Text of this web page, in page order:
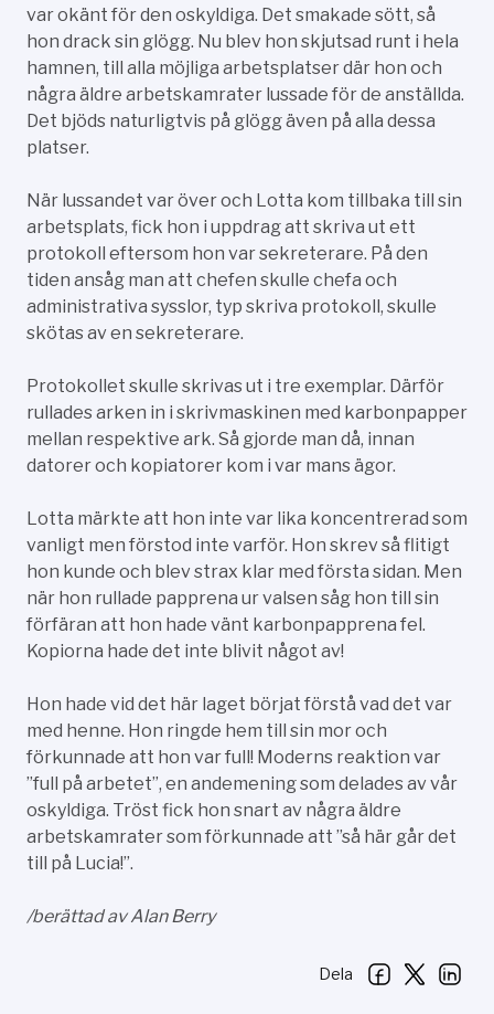
var okänt för den oskyldiga. Det smakade sött, så
hon drack sin glögg. Nu blev hon skjutsad runt i hela
hamnen, till alla möjliga arbetsplatser där hon och
några äldre arbetskamrater lussade för de anställda.
Det bjöds naturligtvis på glögg även på alla dessa
platser.
När lussandet var över och Lotta kom tillbaka till sin
arbetsplats, fick hon i uppdrag att skriva ut ett
protokoll eftersom hon var sekreterare. På den
tiden ansåg man att chefen skulle chefa och
administrativa sysslor, typ skriva protokoll, skulle
skötas av en sekreterare.
Protokollet skulle skrivas ut i tre exemplar. Därför
rullades arken in i skrivmaskinen med karbonpapper
mellan respektive ark. Så gjorde man då, innan
datorer och kopiatorer kom i var mans ägor.
Lotta märkte att hon inte var lika koncentrerad som
vanligt men förstod inte varför. Hon skrev så flitigt
hon kunde och blev strax klar med första sidan. Men
när hon rullade papprena ur valsen såg hon till sin
förfäran att hon hade vänt karbonpapprena fel.
Kopiorna hade det inte blivit något av!
Hon hade vid det här laget börjat förstå vad det var
med henne. Hon ringde hem till sin mor och
förkunnade att hon var full! Moderns reaktion var
”full på arbetet”, en andemening som delades av vår
oskyldiga. Tröst fick hon snart av några äldre
arbetskamrater som förkunnade att ”så här går det
till på Lucia!”.
/berättad av Alan Berry
Dela